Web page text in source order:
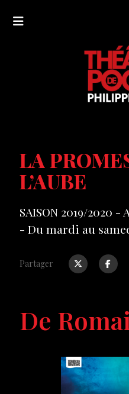
LA
L’AUBE
SAISON 2019/2020 -
- Du mardi au
Partager
De